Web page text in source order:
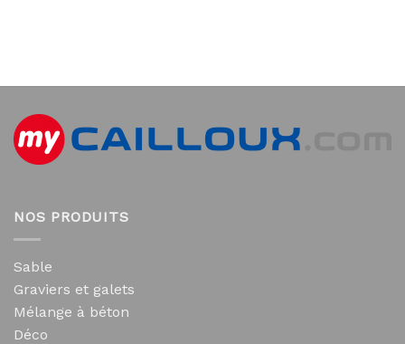
NOS PRODUITS
Sable
Graviers et galets
Mélange à béton
Déco